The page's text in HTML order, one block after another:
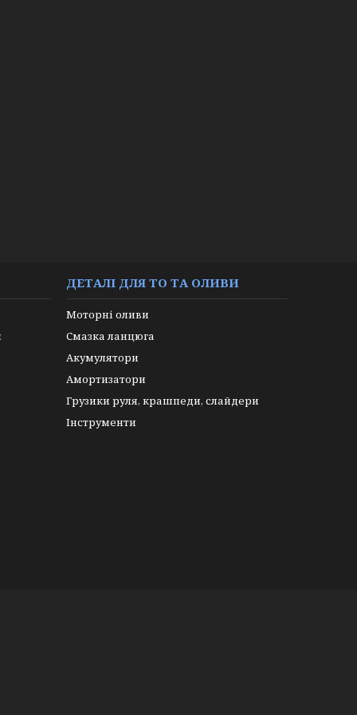
ДЕТАЛІ ДЛЯ ТО ТА ОЛИВИ
Моторні оливи
Смазка ланцюга
Акумулятори
Амортизатори
Грузики руля, крашпеди, слайдери
Інструменти